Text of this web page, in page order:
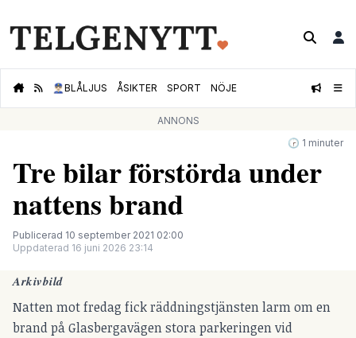
👮🏻‍♂️BLÅLJUS ÅSIKTER SPORT NÖJE
ANNONS
🕝 1 minuter
Tre bilar förstörda under
nattens brand
Publicerad 10 september 2021 02:00
Uppdaterad 16 juni 2026 23:14
Arkivbild
Natten mot fredag fick räddningstjänsten larm om en
brand på Glasbergavägen stora parkeringen vid